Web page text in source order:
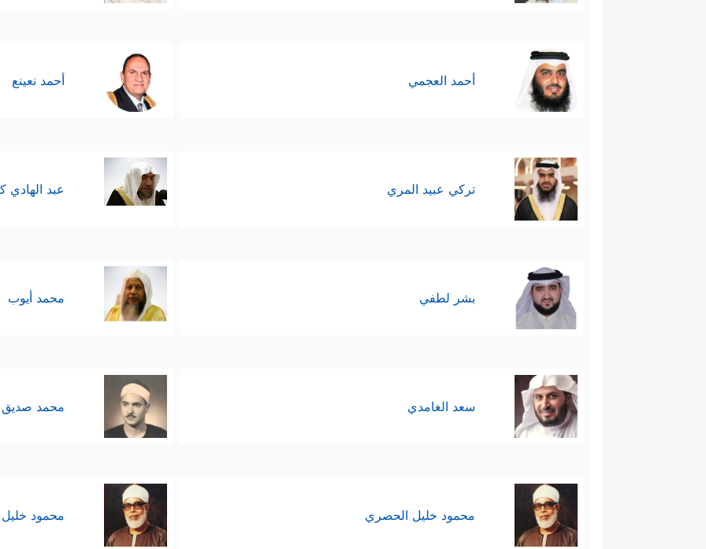
أحمد العجمي أحمد نعينع
تركي عبيد المري عبد الهادي
بشر لطفي محمد أيوب
سعد الغامدي محمد صديق
محمود خليل الحصري محمود